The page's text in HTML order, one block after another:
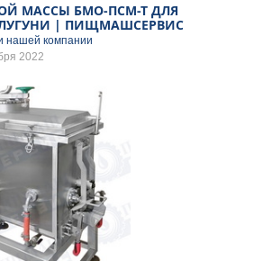
МАССЫ БМО-ПСМ-Т ДЛЯ
| ПИЩМАШСЕРВИС
нашей компании
2022